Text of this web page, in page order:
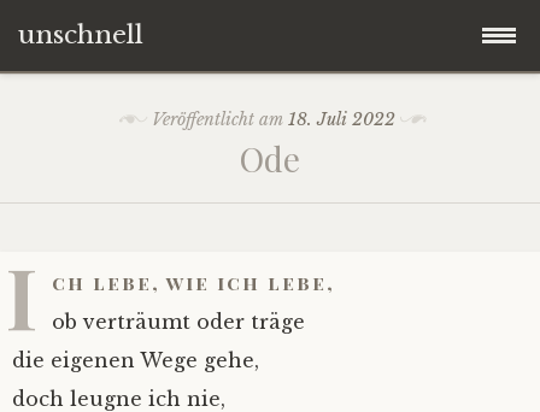
unschnell
Verba
Imagines
Veröffentlicht am18. Juli 2022
Ode
I ch lebe, wie ich lebe,
ob verträumt oder träge
die eigenen Wege gehe,
doch leugne ich nie,